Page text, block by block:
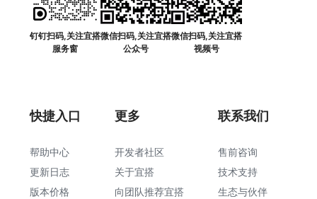
钉钉扫码,关注宜搭
服务窗
微信扫码,关注宜搭
公众号
微信扫码,关注宜搭
视频号
快捷入口
帮助中心
更新日志
版本价格
更多
开发者社区
关于宜搭
向团队推荐宜搭
联系我们
售前咨询
技术支持
生态与伙伴